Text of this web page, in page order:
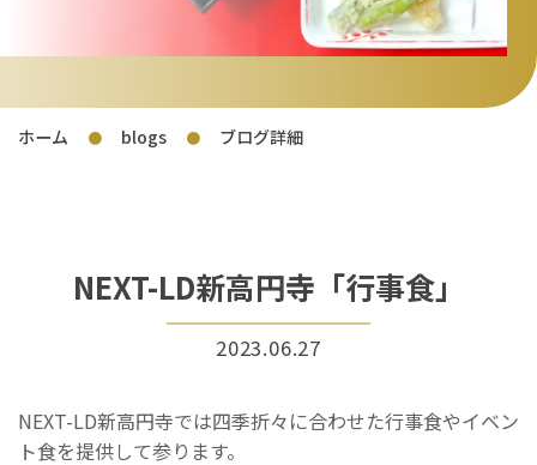
ホーム ● blogs ● ブログ詳細
NEXT-LD新高円寺「行事食」
2023.06.27
NEXT-LD新高円寺では四季折々に合わせた行事食やイベン
ト食を提供して参ります。